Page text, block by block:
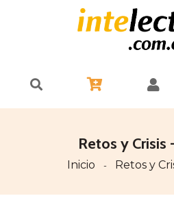
Retos y Crisis
Inicio - Retos y